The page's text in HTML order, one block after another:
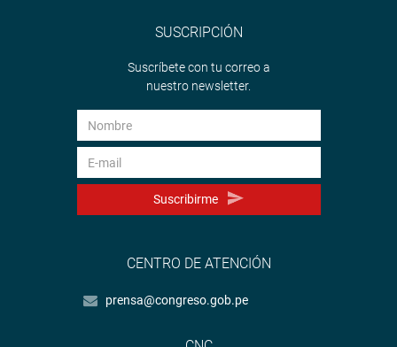
SUSCRIPCIÓN
Suscríbete con tu correo a
nuestro newsletter.
Suscribirme
CENTRO DE ATENCIÓN
prensa@congreso.gob.pe